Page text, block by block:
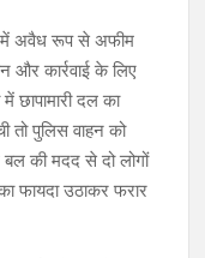
में अवैध रूप से अफीम
और कार्रवाई के लिए
छापामारी दल का
तो पुलिस वाहन को
की मदद से दो लोगों
फायदा उठाकर फरार